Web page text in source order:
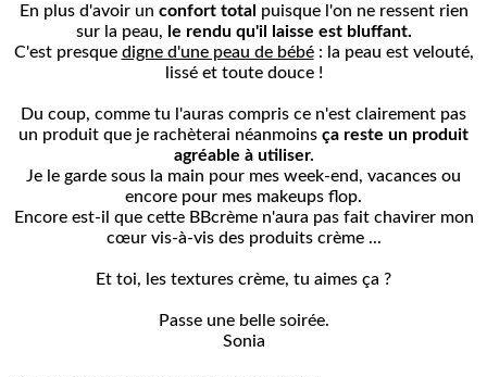
En plus d'avoir un confort total puisque l'on ne ressent rien
sur la peau, le rendu qu'il
laisse est bluffant.
C'est presque digne d'une peau de bébé: la peau est velouté,
lissé et toute douce !
Du coup, comme tu l'auras compris ce n'est clairement pas
un produit que je rachèterai néanmoins ça reste un produit
agréable à utiliser.
Je le garde sous la main pour mes week-end, vacances ou
encore pour mes makeups flop.
Encore est-il que cette BBcrème n'aura pas fait chavirer mon
cœur vis-à-vis des produits crème ...
Et toi, les textures crème, tu aimes ça ?
Passe une belle soirée.
Sonia